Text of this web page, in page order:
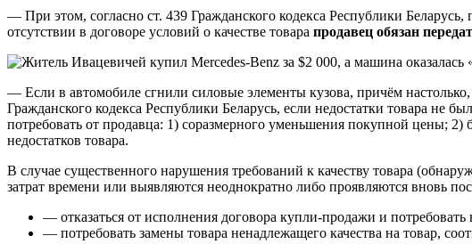
— При этом, согласно ст. 439 Гражданского кодекса Республики
отсутствии в договоре условий о качестве товара продавец обязан
— Если в автомобиле сгнили силовые элементы кузова, причём настолько,
Гражданского кодекса Республики Беларусь, если недостатки товара не
потребовать от продавца: 1) соразмерного уменьшения покупной цены; 2)
недостатков товара.
В случае существенного нарушения требований к качеству товара
затрат времени или выявляются неоднократно либо проявляются вновь
— отказаться от исполнения договора купли-продажи и
— потребовать замены товара ненадлежащего качества на товар,